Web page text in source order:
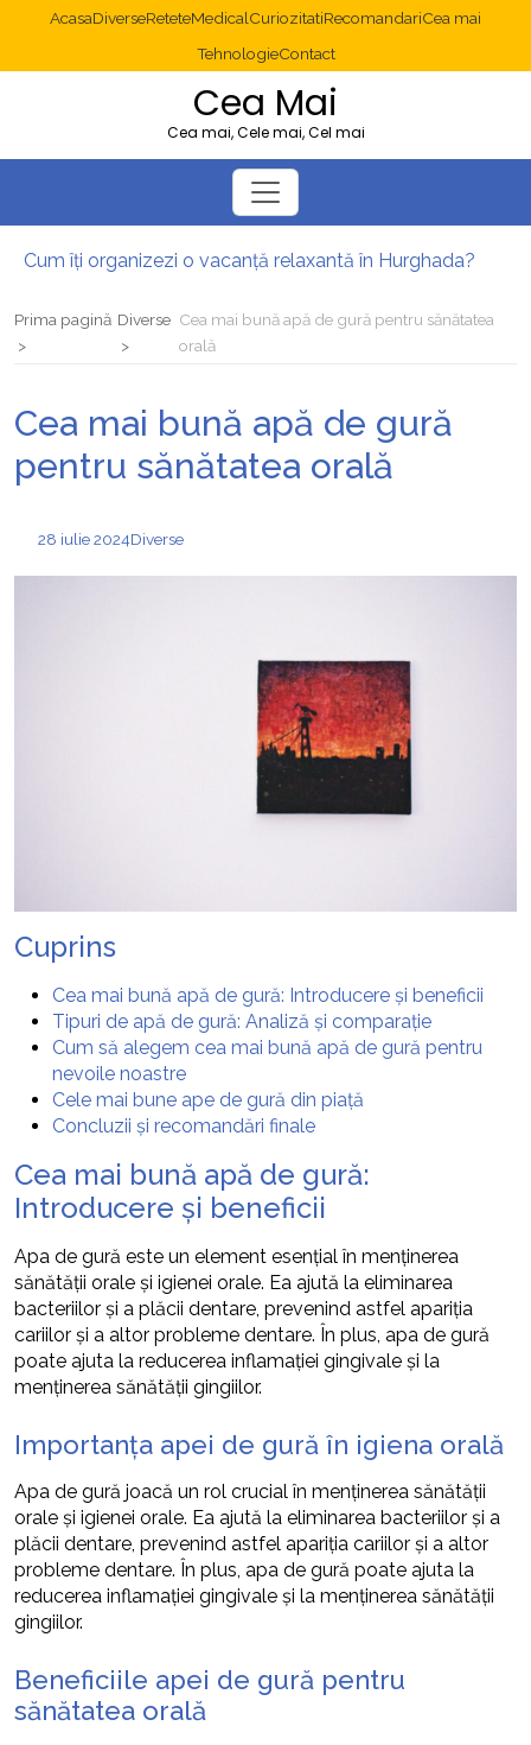
AcasaDiverseReteteMedicalCuriozitatiRecomandariCea mai
TehnologieContact
Cea Mai
Cea mai, Cele mai, Cel mai
Cum îți organizezi o vacanță relaxantă în Hurghada?
Multisite WordPress și Mastodon: cum gestionezi mai multe site-uri
Prima pagină Diverse Cea mai bună apă de gură pentru sănătatea
orală
Cea mai bună apă de gură
pentru sănătatea orală
28 iulie 2024Diverse
Cuprins
Cea mai bună apă de gură: Introducere și beneficii
Tipuri de apă de gură: Analiză și comparație
Cum să alegem cea mai bună apă de gură pentru
nevoile noastre
Cele mai bune ape de gură din piață
Concluzii și recomandări finale
Cea mai bună apă de gură:
Introducere și beneficii
Apa de gură este un element esențial în menținerea
sănătății orale și igienei orale. Ea ajută la eliminarea
bacteriilor și a plăcii dentare, prevenind astfel apariția
cariilor și a altor probleme dentare. În plus, apa de gură
poate ajuta la reducerea inflamației gingivale și la
menținerea sănătății gingiilor.
Importanța apei de gură în igiena orală
Apa de gură joacă un rol crucial în menținerea sănătății
orale și igienei orale. Ea ajută la eliminarea bacteriilor și a
plăcii dentare, prevenind astfel apariția cariilor și a altor
probleme dentare. În plus, apa de gură poate ajuta la
reducerea inflamației gingivale și la menținerea sănătății
gingiilor.
Beneficiile apei de gură pentru
sănătatea orală